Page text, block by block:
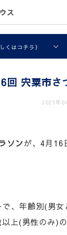
ス
しくはコチラ）
回 宍粟市さ
2023年
ソンが、4月16
、年齢別(男女
(男性のみ)の